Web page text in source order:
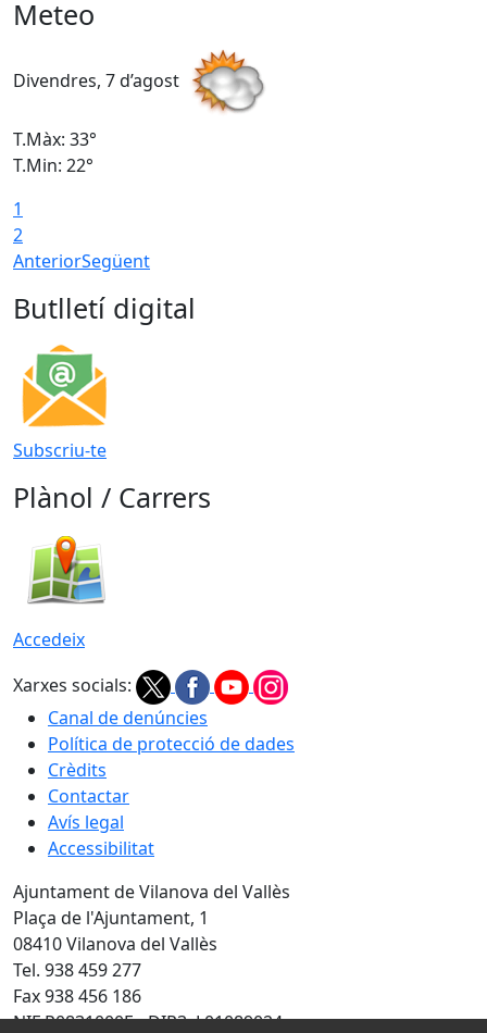
Meteo
Divendres, 7 d’agost
T.Màx: 33°
T.Min: 22°
1
2
AnteriorSegüent
Butlletí digital
Subscriu-te
Plànol / Carrers
Accedeix
Xarxes socials:
Canal de denúncies
Política de protecció de dades
Crèdits
Contactar
Avís legal
Accessibilitat
Ajuntament de Vilanova del Vallès
Plaça de l'Ajuntament, 1
08410 Vilanova del Vallès
Tel. 938 459 277
Fax 938 456 186
NIF P0831000E - DIR3: L01089024